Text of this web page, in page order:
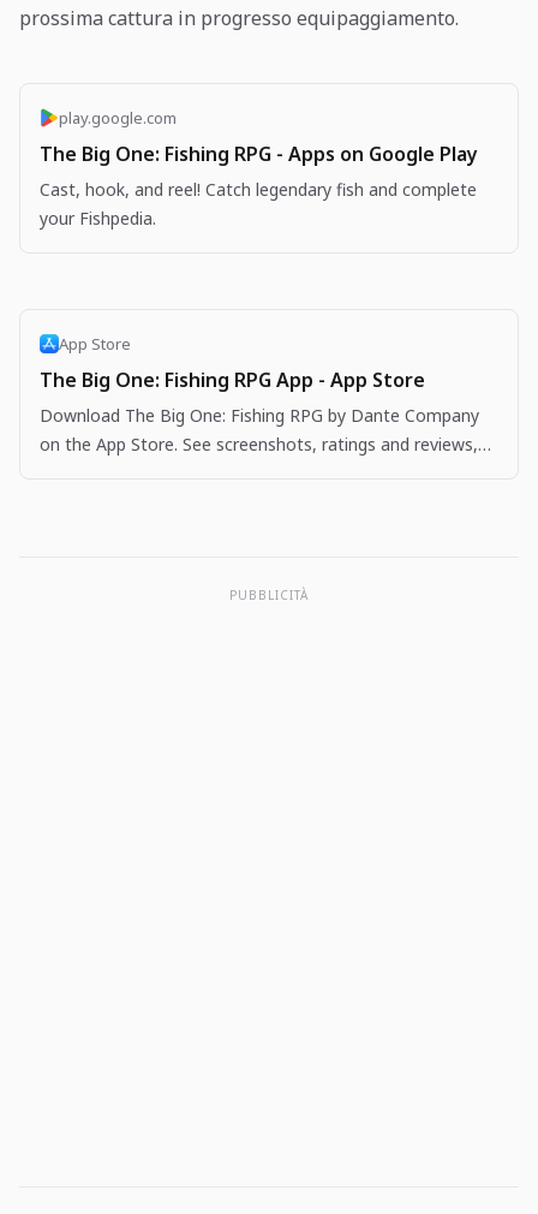
prossima cattura in progresso equipaggiamento.
play.google.com
The Big One: Fishing RPG - Apps on Google Play
Cast, hook, and reel! Catch legendary fish and complete
your Fishpedia.
App Store
The Big One: Fishing RPG App - App Store
Download The Big One: Fishing RPG by Dante Company
on the App Store. See screenshots, ratings and reviews,
PUBBLICITÀ